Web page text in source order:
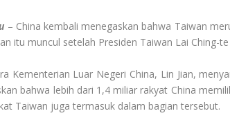
– China kembali menegaskan bahwa Taiwan
itu muncul setelah Presiden Taiwan Lai Ching-
Kementerian Luar Negeri China, Lin Jian,
bahwa lebih dari 1,4 miliar rakyat China
Taiwan juga termasuk dalam bagian tersebut.